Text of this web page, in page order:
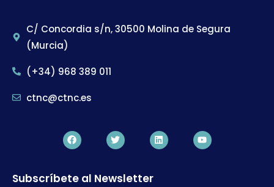
C/ Concordia s/n, 30500 Molina de Segura
(Murcia)
(+34) 968 389 011
ctnc@ctnc.es
Subscríbete al Newsletter